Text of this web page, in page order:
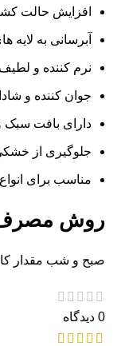
افزایش حالت
آبرسانی به
نرم کننده و
جوان کننده و
دارای بافت
جلوگیری از
مناسب برای
روش
صبح و شب مقدار
0 دیدگاه